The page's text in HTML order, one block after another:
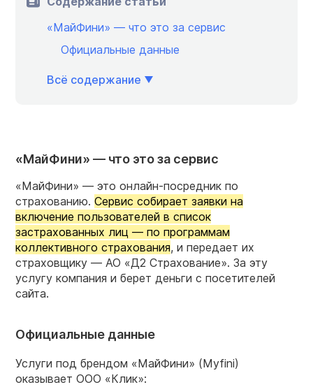
«МайФини» — что это за сервис
Официальные данные
Всё содержание
«МайФини» — что это за сервис
«МайФини» — это онлайн-посредник по
страхованию. Сервис собирает заявки на
включение пользователей в список
застрахованных лиц — по программам
коллективного страхования, и передает их
страховщику — АО «Д2 Страхование». За эту
услугу компания и берет деньги с посетителей
сайта.
Официальные данные
Услуги под брендом «МайФини» (Myfini)
оказывает ООО «Клик»: